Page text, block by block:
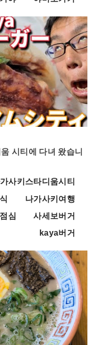
시티에 다녀 왔습니
사키스타디움시티
나가사키여행
심
사세보버거
kaya버거